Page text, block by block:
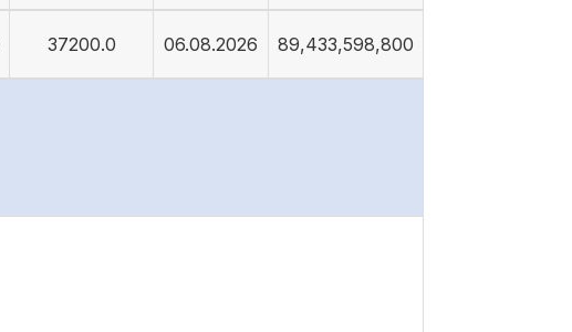
37200.0 06.08.2026 89,433,598,800